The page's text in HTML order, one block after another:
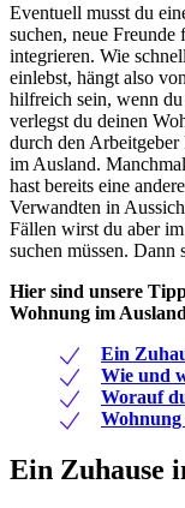
Eventuell musst du
suchen, neue
integrieren. Wie
einlebst, hängt also
hilfreich sein, wenn
verlegst du deinen
durch den
im Ausland.
hast bereits eine
Verwandten in
Fällen wirst du aber
suchen müssen. Dann
Hier sind unsere
Wohnung im
Ein
Wie und
Worauf
Wohnung
Ein Zuhause